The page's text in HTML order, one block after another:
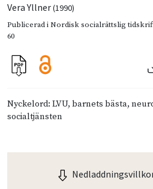
Vera Yllner(1990)
Publicerad iNordisk socialrättslig tidskrift
60
Nyckelord: LVU, barnets bästa,
socialtjänsten